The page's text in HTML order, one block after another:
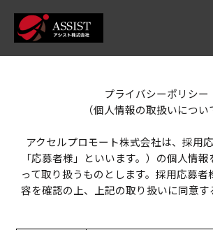
プライバシーポリシー
（個人情報の取扱いについ
アクセルプロモート株式会社は、採用
「応募者様」といいます。）の個人情
って取り扱うものとします。採用応募者
容を確認の上、上記の取り扱いに同意す